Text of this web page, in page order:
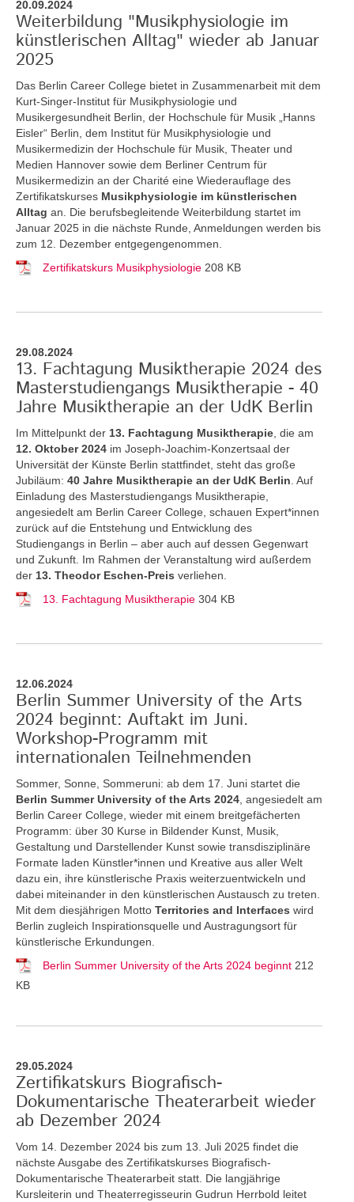
20.09.2024
Weiterbildung "Musikphysiologie im
künstlerischen Alltag" wieder ab Januar
2025
Das Berlin Career College bietet in Zusammenarbeit mit dem
Kurt-Singer-Institut für Musikphysiologie und
Musikergesundheit Berlin, der Hochschule für Musik „Hanns
Eisler“ Berlin, dem Institut für Musikphysiologie und
Musikermedizin der Hochschule für Musik, Theater und
Medien Hannover sowie dem Berliner Centrum für
Musikermedizin an der Charité eine Wiederauflage des
Zertifikatskurses Musikphysiologie im künstlerischen
Alltag an.
Die berufsbegleitende Weiterbildung startet im
Januar 2025 in die nächste Runde, Anmeldungen werden bis
zum 12. Dezember entgegengenommen.
Zertifikatskurs Musikphysiologie 208 KB
29.08.2024
13. Fachtagung Musiktherapie 2024 des
Masterstudiengangs Musiktherapie - 40
Jahre Musiktherapie an der UdK Berlin
Im Mittelpunkt der 13. Fachtagung Musiktherapie , die am
12. Oktober 2024 im Joseph-Joachim-Konzertsaal der
Universität der Künste Berlin stattfindet, steht das große
Jubiläum: 40 Jahre Musiktherapie an der UdK Berlin . Auf
Einladung des Masterstudiengangs Musiktherapie,
angesiedelt am Berlin Career College, schauen Expert*innen
zurück auf die Entstehung und Entwicklung des
Studiengangs in Berlin – aber auch auf dessen Gegenwart
und Zukunft. Im Rahmen der Veranstaltung wird außerdem
der 13. Theodor Eschen-Preis verliehen.
13. Fachtagung Musiktherapie 304 KB
12.06.2024
Berlin Summer University of the Arts
2024 beginnt: Auftakt im Juni.
Workshop-Programm mit
internationalen Teilnehmenden
Sommer, Sonne, Sommeruni: ab dem 17. Juni startet die
Berlin Summer University of the Arts 2024 , angesiedelt am
Berlin Career College, wieder mit einem breitgefächerten
Programm: über 30 Kurse in Bildender Kunst, Musik,
Gestaltung und Darstellender Kunst sowie transdisziplinäre
Formate laden Künstler*innen und Kreative aus aller Welt
dazu ein, ihre künstlerische Praxis weiterzuentwickeln und
dabei miteinander in den künstlerischen Austausch zu treten.
Mit dem diesjährigen Motto Territories and Interfaces wird
Berlin zugleich Inspirationsquelle und Austragungsort für
künstlerische Erkundungen.
Berlin Summer University of the Arts 2024 beginnt 212
KB
29.05.2024
Zertifikatskurs Biografisch-
Dokumentarische Theaterarbeit wieder
ab Dezember 2024
Vom 14. Dezember 2024 bis zum 13. Juli 2025 findet die
nächste Ausgabe des Zertifikatskurses Biografisch-
Dokumentarische Theaterarbeit statt. Die langjährige
Kursleiterin und Theaterregisseurin Gudrun Herrbold leitet